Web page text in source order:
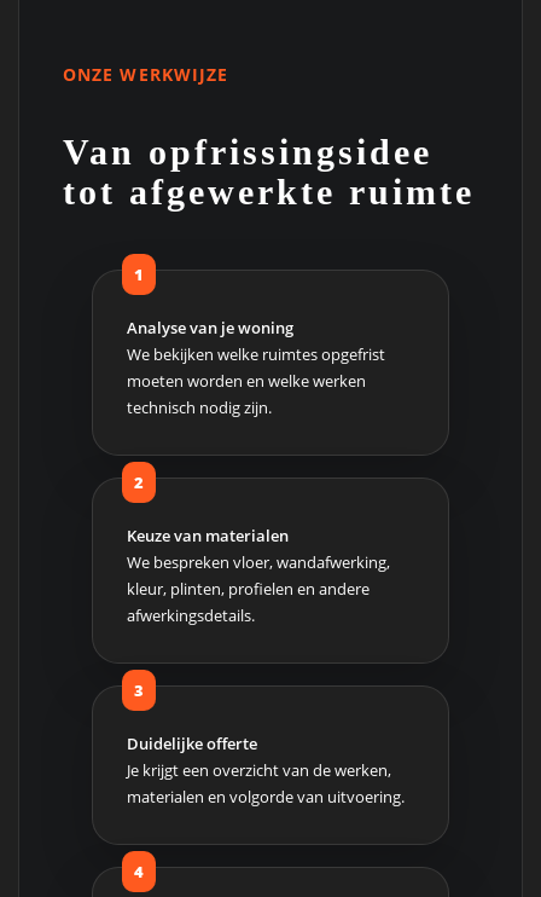
ONZE WERKWIJZE
Van opfrissingsidee
tot afgewerkte ruimte
Analyse van je woning
We bekijken welke ruimtes opgefrist
moeten worden en welke werken
technisch nodig zijn.
Keuze van materialen
We bespreken vloer, wandafwerking,
kleur, plinten, profielen en andere
afwerkingsdetails.
Duidelijke offerte
Je krijgt een overzicht van de werken,
materialen en volgorde van uitvoering.